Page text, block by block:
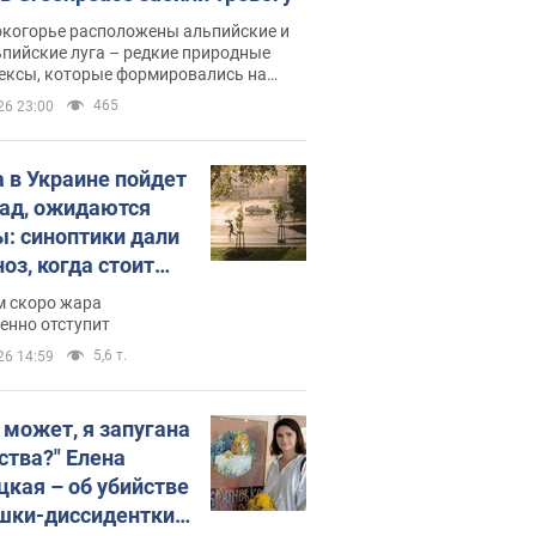
расположены альпийские и
луга – редкие природные
которые формировались на
сотен лет
23:00 465
Украине пойдет
ожидаются
синоптики дали
когда стоит
изменения
скоро жара
отступит
14:59 5,6 т.
я запугана
Елена
– об убийстве
диссидентки